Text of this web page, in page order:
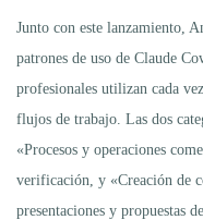
Junto con este lanzamiento,
patrones de uso de Claude
profesionales utilizan cada
flujos de trabajo. Las dos
«Procesos y operaciones
verificación, y «Creación de
presentaciones y propuestas